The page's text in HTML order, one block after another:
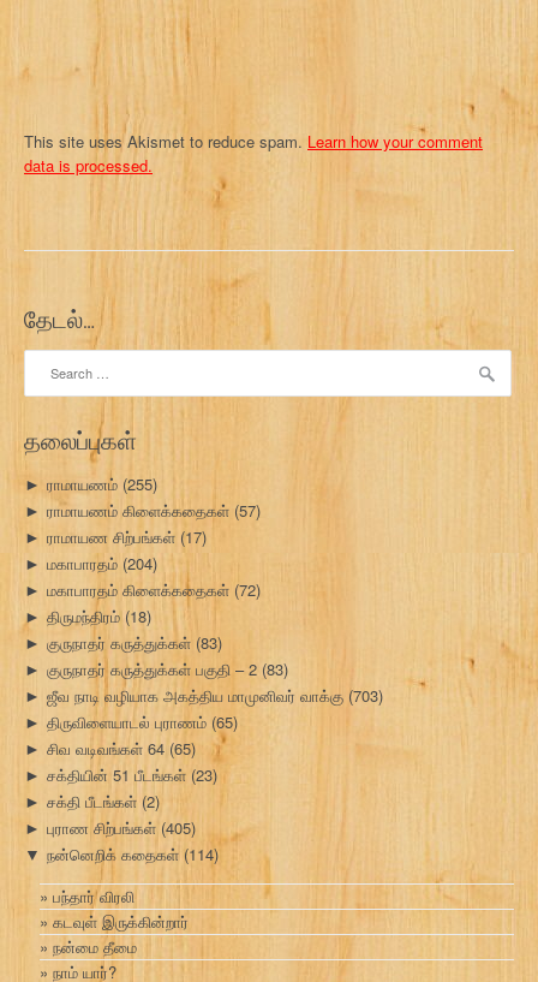
This site uses Akismet to reduce spam. Learn how your comment
data is processed.
தேடல்…
தலைப்புகள்
► ராமாயணம் (255)
► ராமாயணம் கிளைக்கதைகள் (57)
► ராமாயண சிற்பங்கள் (17)
► மகாபாரதம் (204)
► மகாபாரதம் கிளைக்கதைகள் (72)
► திருமந்திரம் (18)
► குருநாதர் கருத்துக்கள் (83)
► குருநாதர் கருத்துக்கள் பகுதி – 2 (83)
► ஜீவ நாடி வழியாக அகத்திய மாமுனிவர் வாக்கு (703)
► திருவிளையாடல் புராணம் (65)
► சிவ வடிவங்கள் 64 (65)
► சக்தியின் 51 பீடங்கள் (23)
► சக்தி பீடங்கள் (2)
► புராண சிற்பங்கள் (405)
▼ நன்னெறிக் கதைகள் (114)
பந்தார் விரலி
கடவுள் இருக்கின்றார்
நன்மை தீமை
நாம் யார்?